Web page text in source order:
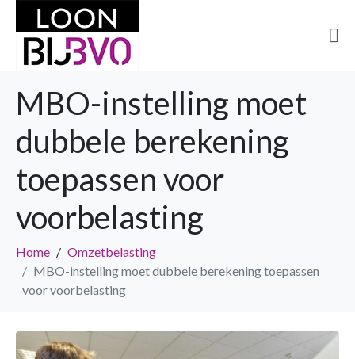
MBO-instelling moet
dubbele berekening
toepassen voor
voorbelasting
Home
Omzetbelasting
MBO-instelling moet dubbele berekening toepassen
voor voorbelasting